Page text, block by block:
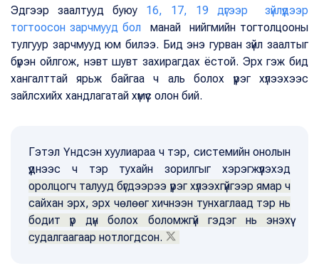
Эдгээр заалтууд буюу 16, 17, 19 дүгээр зүйлүүдээр
тогтоосон зарчмууд бол манай нийгмийн тогтолцооны
тулгуур зарчмууд юм билээ. Бид энэ гурван зүйл заалтыг
бүрэн ойлгож, нэвт шувт захирагдах ёстой. Эрх гэж бид
хангалттай ярьж байгаа ч аль болох үүрэг хүлээхээс
зайлсхийх хандлагатай хүмүүс олон бий.
Гэтэл Үндсэн хуулиараа ч тэр, системийн онолын
үүднээс ч тэр тухайн зорилгыг хэрэгжүүлэхэд
оролцогч талууд бүгдээрээ үүрэг хүлээхгүйгээр ямар ч
сайхан эрх, эрх чөлөөг хичнээн тунхаглаад тэр нь
бодит үр дүн болох боломжгүй гэдэг нь энэхүү
судалгаагаар нотлогдсон.